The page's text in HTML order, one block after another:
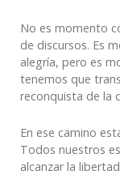
No es momento
de discursos. Es
alegría, pero es
tenemos que
reconquista de la
En ese camino
Todos nuestros
alcanzar la